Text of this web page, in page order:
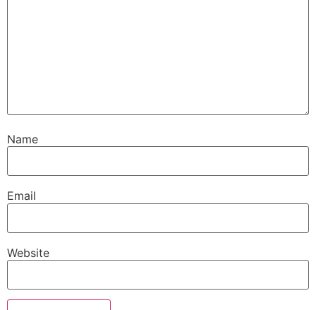
Name
Email
Website